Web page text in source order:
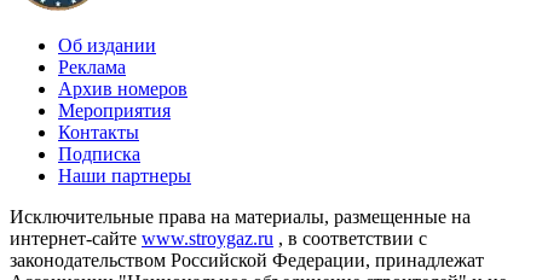
Об издании
Реклама
Архив номеров
Мероприятия
Контакты
Подписка
Наши партнеры
Исключительные права на материалы, размещенные на
интернет-сайте www.stroygaz.ru , в соответствии с
законодательством Российской Федерации, принадлежат